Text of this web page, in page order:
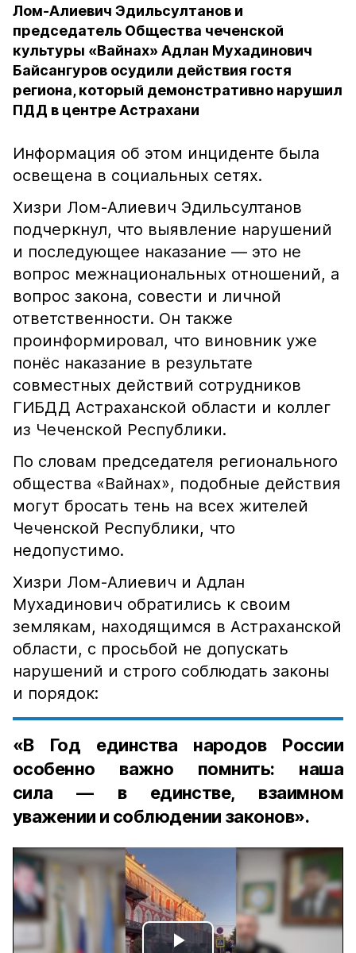
Лом-Алиевич Эдильсултанов и
председатель Общества чеченской
культуры «Вайнах» Адлан Мухадинович
Байсангуров осудили действия гостя
региона, который демонстративно нарушил
ПДД в центре Астрахани
Информация об этом инциденте была
освещена в социальных сетях.
Хизри Лом-Алиевич Эдильсултанов
подчеркнул, что выявление нарушений
и последующее наказание — это не
вопрос межнациональных отношений, а
вопрос закона, совести и личной
ответственности. Он также
проинформировал, что виновник уже
понёс наказание в результате
совместных действий сотрудников
ГИБДД Астраханской области и коллег
из Чеченской Республики.
По словам председателя регионального
общества «Вайнах», подобные действия
могут бросать тень на всех жителей
Чеченской Республики, что
недопустимо.
Хизри Лом-Алиевич и Адлан
Мухадинович обратились к своим
землякам, находящимся в Астраханской
области, с просьбой не допускать
нарушений и строго соблюдать законы
и порядок:
«В Год единства народов России
особенно важно помнить: наша
сила — в единстве, взаимном
уважении и соблюдении законов».